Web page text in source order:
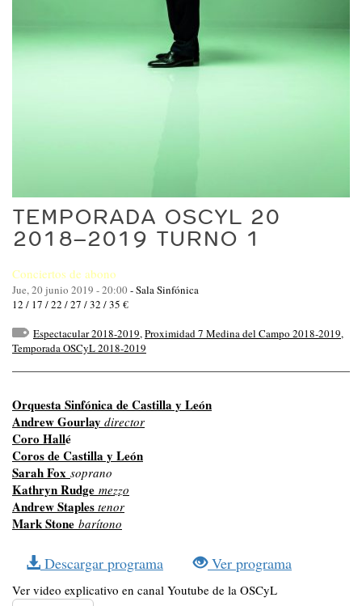
TEMPORADA OSCYL 20
2018–2019 TURNO 1
Conciertos de abono
Jue, 20 junio 2019 - 20:00-Sala Sinfónica
12 / 17 / 22 / 27 / 32 / 35 €
Espectacular 2018-2019,Proximidad 7 Medina del Campo 2018-2019,
Temporada OSCyL 2018-2019
Orquesta Sinfónica de Castilla y León
Andrew Gourlay director
Coro Hallé
Coros de Castilla y León
Sarah Fox soprano
Kathryn Rudge mezzo
Andrew Staples tenor
Mark Stone barítono
Descargar programa Ver programa
Ver video explicativo en canal Youtube de la OSCyL